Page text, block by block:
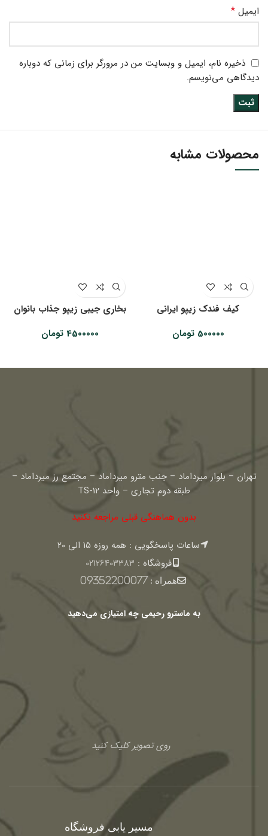
ایمیل *
ذخیره نام، ایمیل و وبسایت من در مرورگر برای زمانی که دوباره
دیدگاهی می‌نویسم.
محصولات مشابه
کیف فندک زیپو ایرانی
500000 تومان
بخاری جیبی زیپو جذاب بانوان
4500000 تومان
تهران – بلوار میرداماد – جنب مترو میرداماد – مجتمع رز میرداماد –
طبقه دوم تجاری – واحد TS-12
بدون هماهنگی قبلی مراجعه نکنید
ساعات پاسخگویی : همه روزه 15 الی 20
فروشگاه : 02126403383
همراه :09352200077
به ماسترو رحیمی چه امتیازی می‌دهید
روی تصویر کلیک کنید
مسیر یابی فروشگاه